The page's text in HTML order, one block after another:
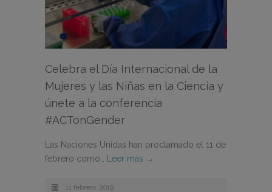
Celebra el Día Internacional de la
Mujeres y las Niñas en la Ciencia y
únete a la conferencia
#ACTonGender
Las Naciones Unidas han proclamado el 11 de
febrero como…
Leer más →
11 febrero, 2019